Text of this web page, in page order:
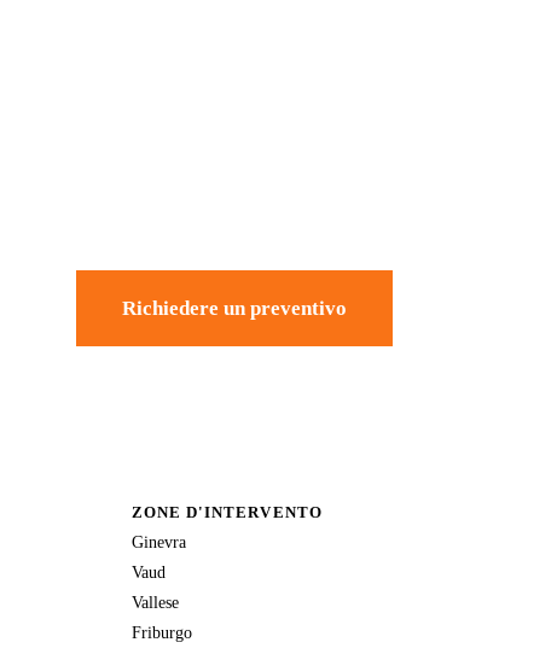
Richiedere un preventivo
ZONE D'INTERVENTO
Ginevra
Vaud
Vallese
Friburgo